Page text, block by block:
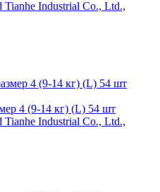
Tianhe Industrial Co., Ltd.,
4 (9-14 кг) (L) 54 шт
Tianhe Industrial Co., Ltd.,